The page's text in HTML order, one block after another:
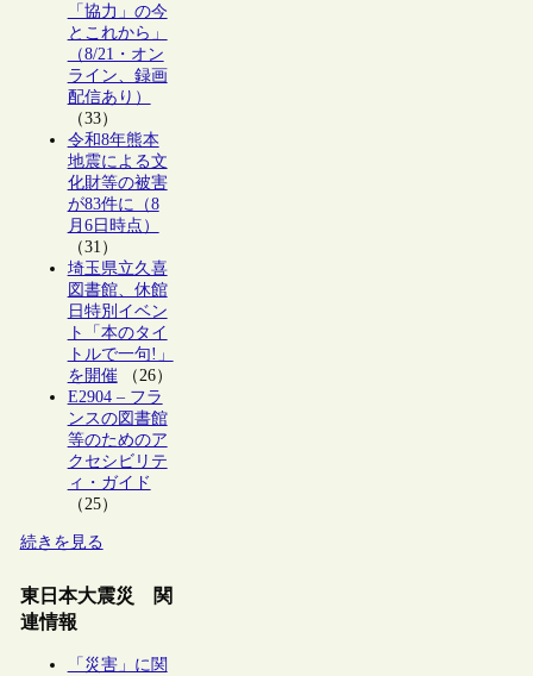
「協力」の今
とこれから」
（8/21・オン
ライン、録画
配信あり）
（33）
令和8年熊本
地震による文
化財等の被害
が83件に（8
月6日時点）
（31）
埼玉県立久喜
図書館、休館
日特別イベン
ト「本のタイ
トルで一句!」
を開催（26）
E2904 – フラ
ンスの図書館
等のためのア
クセシビリテ
ィ・ガイド
（25）
続きを見る
東日本大震災 関
連情報
「災害」に関